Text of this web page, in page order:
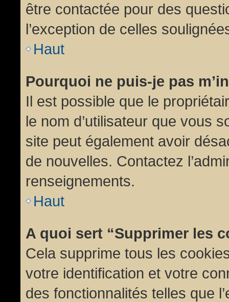
être contactée pour des
l’exception de celles
Haut
Pourquoi ne puis-je pas
Il est possible que le
le nom d’utilisateur que vous
site peut également avoir
de nouvelles. Contactez
renseignements.
Haut
A quoi sert “Supprimer les
Cela supprime tous les
votre identification et votre
des fonctionnalités telles que